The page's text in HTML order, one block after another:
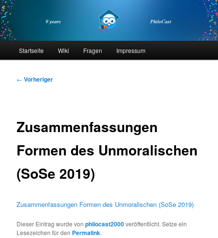
Zum
primären
Inhalt
springenphilocast
Startseite Wiki Fragen Impressum
Beitragsnavigation
← Vorheriger
Zusammenfassungen
Formen des Unmoralischen
(SoSe 2019)
Zusammenfassungen Formen des Unmoralischen (SoSe 2019)
Dieser Eintrag wurde vonphilocast2000veröffentlicht. Setze ein
Lesezeichen für den Permalink.